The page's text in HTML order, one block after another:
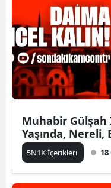
Muhabir Gülşah
Yaşında, Nereli,
5N1K İçerikleri